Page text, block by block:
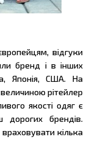
відгуки
бренд і в інших
Японія, США. На
рітейлер
якості одяг є
дорогих брендів.
кілька